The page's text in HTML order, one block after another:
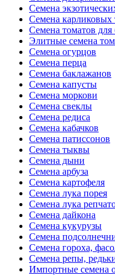
Семена
Семена карликовых
Семена томатов для
Элитные семена
Семена огурцов
Семена перца
Семена баклажанов
Семена капусты
Семена моркови
Семена свеклы
Семена редиса
Семена кабачков
Семена патиссонов
Семена тыквы
Семена дыни
Семена арбуза
Семена картофеля
Семена лука порея
Семена лука
Семена дайкона
Семена кукурузы
Семена
Семена гороха,
Семена репы,
Импортные семена